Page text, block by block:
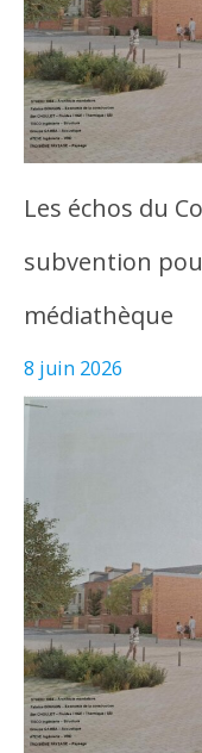
Les échos du
subvention
médiathèque
8 juin 2026